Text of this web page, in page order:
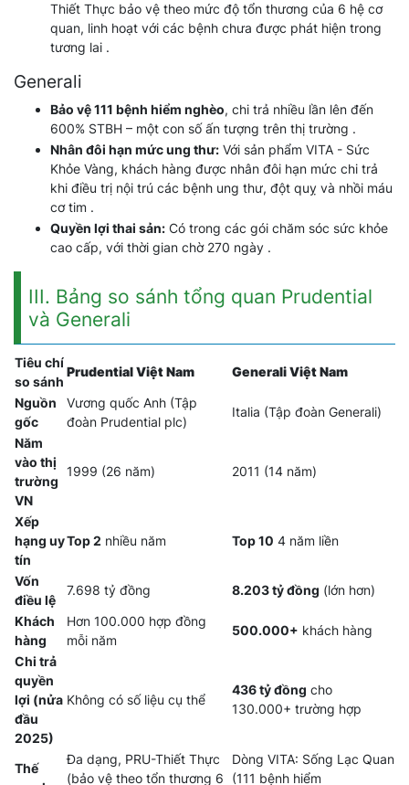
Thiết Thực bảo vệ theo mức độ tổn thương của 6 hệ cơ
quan, linh hoạt với các bệnh chưa được phát hiện trong
tương lai .
Generali
Bảo vệ 111 bệnh hiểm nghèo, chi trả nhiều lần lên đến
600% STBH – một con số ấn tượng trên thị trường .
Nhân đôi hạn mức ung thư: Với sản phẩm VITA - Sức
Khỏe Vàng, khách hàng được nhân đôi hạn mức chi trả
khi điều trị nội trú các bệnh ung thư, đột quỵ và nhồi máu
cơ tim .
Quyền lợi thai sản: Có trong các gói chăm sóc sức khỏe
cao cấp, với thời gian chờ 270 ngày .
III. Bảng so sánh tổng quan Prudential
và Generali
Tiêu chí
so sánh
Prudential Việt Nam
Generali Việt Nam
Nguồn
gốc
Vương quốc Anh (Tập
đoàn Prudential plc)
Italia (Tập đoàn Generali)
Năm
vào thị
trường
VN
1999 (26 năm) 2011 (14 năm)
Xếp
hạng uy
tín
Top 2 nhiều năm Top 10 4 năm liền
Vốn
điều lệ
7.698 tỷ đồng 8.203 tỷ đồng (lớn hơn)
Khách
hàng
Hơn 100.000 hợp đồng
mỗi năm
500.000+ khách hàng
Chi trả
quyền
lợi (nửa
đầu
2025)
Không có số liệu cụ thể
436 tỷ đồng cho
130.000+ trường hợp
Thế
Đa dạng, PRU-Thiết Thực
(bảo vệ theo tổn thương 6
Dòng VITA: Sống Lạc Quan
(111 bệnh hiểm